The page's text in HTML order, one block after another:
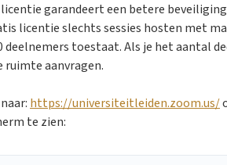
licentie garandeert een betere
licentie slechts sessies hosten met
deelnemers toestaat. Als je het aantal
ruimte aanvragen.
https://universiteitleiden.zoom.us/
te zien: